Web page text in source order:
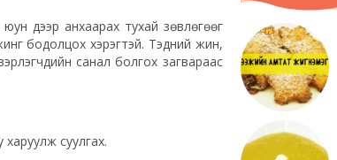
дээр анхаарах тухай зөвлөгөөг
жинг бодолцох хэрэгтэй. Тэдний жин,
санал болгох загвараас
харуулж суулгах.